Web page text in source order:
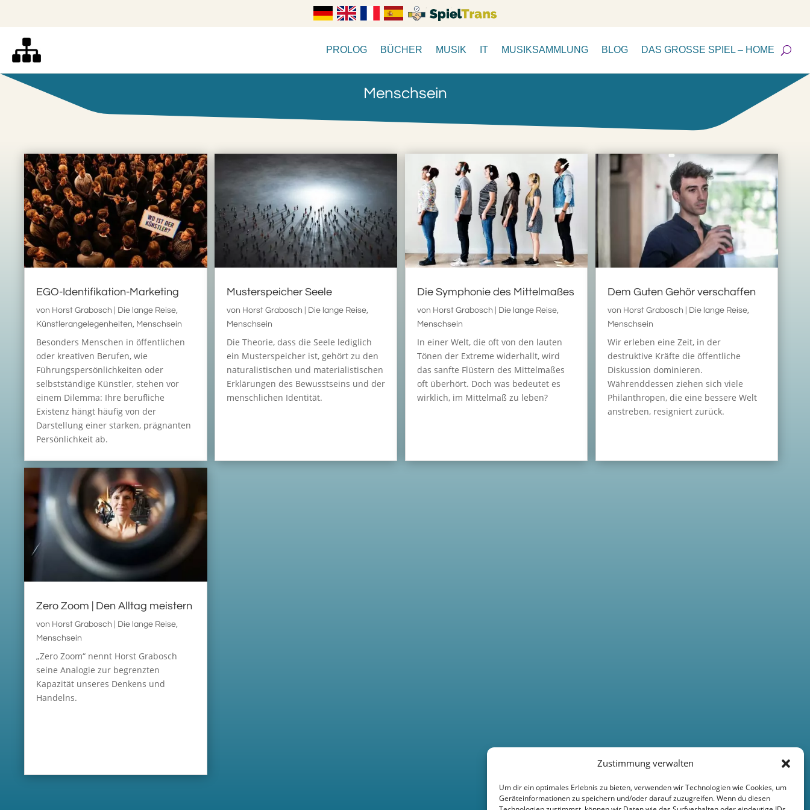
Zustimmung verwalten
Um dir ein optimales Erlebnis zu bieten, verwenden wir Technologien wie Cookies, um
Geräteinformationen zu speichern und/oder darauf zuzugreifen. Wenn du diesen
PROLOG BÜCHER MUSIK IT MUSIKSAMMLUNG BLOG DAS GROSSE SPIEL – HOME
Menschsein
EGO-Identifikation-Marketing
von Horst Grabosch Die lange Reise,
Künstlerangelegenheiten, Menschsein
Besonders Menschen in öffentlichen
oder kreativen Berufen, wie
Führungspersönlichkeiten oder
selbstständige Künstler, stehen vor
einem Dilemma: Ihre berufliche
Existenz hängt häufig von der
Darstellung einer starken, prägnanten
Persönlichkeit ab.
Zero Zoom | Den Alltag meistern
von Horst Grabosch Die lange Reise,
Menschsein
„Zero Zoom“ nennt Horst Grabosch
seine Analogie zur begrenzten
Kapazität unseres Denkens und
Handelns.
Musterspeicher Seele
von Horst Grabosch Die lange Reise,
Menschsein
Die Theorie, dass die Seele lediglich
ein Musterspeicher ist, gehört zu den
naturalistischen und materialistischen
Erklärungen des Bewusstseins und der
menschlichen Identität.
Die Symphonie des Mittelmaßes
von Horst Grabosch Die lange Reise,
Menschsein
In einer Welt, die oft von den lauten
Tönen der Extreme widerhallt, wird
das sanfte Flüstern des Mittelmaßes
oft überhört. Doch was bedeutet es
wirklich, im Mittelmaß zu leben?
Dem Guten Gehör verschaffen
von Horst Grabosch Die lange Reise,
Menschsein
Wir erleben eine Zeit, in der
destruktive Kräfte die öffentliche
Diskussion dominieren.
Währenddessen ziehen sich viele
Philanthropen, die eine bessere Welt
anstreben, resigniert zurück.